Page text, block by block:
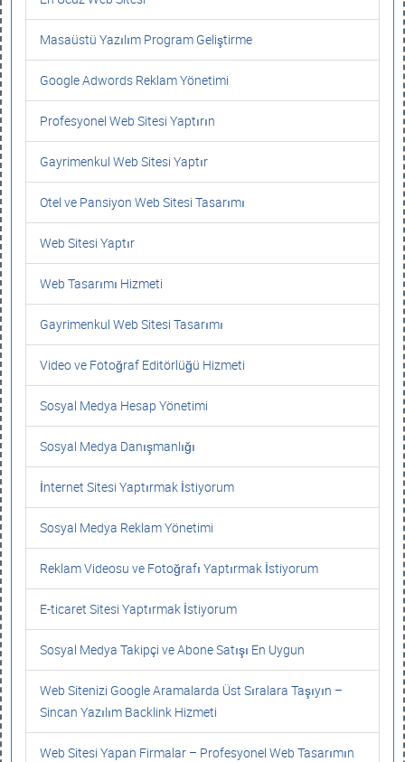
Masaüstü Yazılım Program Geliştirme
Google Adwords Reklam Yönetimi
Profesyonel Web Sitesi Yaptırın
Gayrimenkul Web Sitesi Yaptır
Otel ve Pansiyon Web Sitesi Tasarımı
Web Sitesi Yaptır
Web Tasarımı Hizmeti
Gayrimenkul Web Sitesi Tasarımı
Video ve Fotoğraf Editörlüğü Hizmeti
Sosyal Medya Hesap Yönetimi
Sosyal Medya Danışmanlığı
İnternet Sitesi Yaptırmak İstiyorum
Sosyal Medya Reklam Yönetimi
Reklam Videosu ve Fotoğrafı Yaptırmak İstiyorum
E-ticaret Sitesi Yaptırmak İstiyorum
Sosyal Medya Takipçi ve Abone Satışı En Uygun
Web Sitenizi Google Aramalarda Üst Sıralara Taşıyın –
Sincan Yazılım Backlink Hizmeti
Web Sitesi Yapan Firmalar – Profesyonel Web Tasarımın